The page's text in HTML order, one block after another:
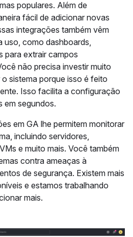
populares. Além de
fácil de adicionar novas
integrações também vêm
uso, como dashboards,
para extrair campos
não precisa investir muito
sistema porque isso é feito
Isso facilita a configuração
em segundos.
em GA lhe permitem monitorar
incluindo servidores,
e muito mais. Você também
contra ameaças à
de segurança. Existem mais
e estamos trabalhando
mais.